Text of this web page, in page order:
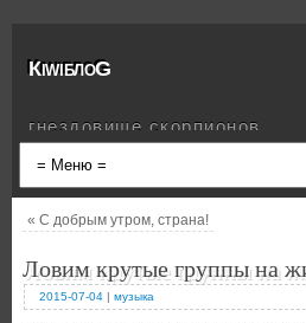
КiwiблоG
гнездовище скорпионов
« С добрым утром, страна!
Ловим крутые группы на
2015-07-04 | музыка